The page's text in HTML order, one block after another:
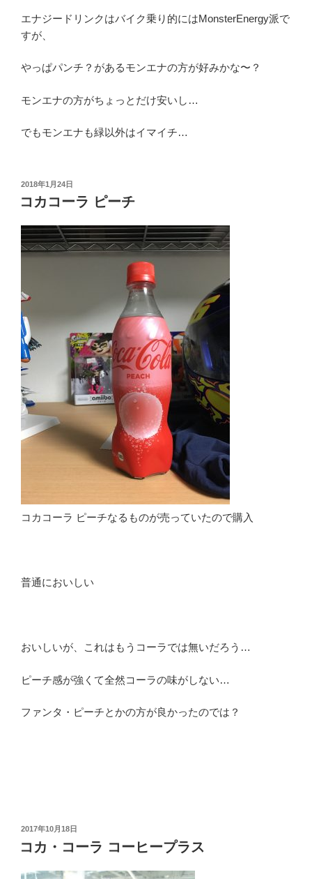
エナジードリンクはバイク乗り的にはMonsterEnergy派で
すが、
やっぱパンチ？があるモンエナの方が好みかな〜？
モンエナの方がちょっとだけ安いし…
でもモンエナも緑以外はイマイチ…
投
稿
日:
2018年1月24日
コカコーラ ピーチ
コカコーラ ピーチなるものが売っていたので購入
普通においしい
おいしいが、これはもうコーラでは無いだろう…
ピーチ感が強くて全然コーラの味がしない…
ファンタ・ピーチとかの方が良かったのでは？
投
日:
2017年10月18日
コカ・コーラ コーヒープラス